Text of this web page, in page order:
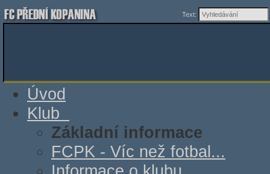
Text:
Úvod
Klub
Základní informace
FCPK - Víc než fotbal...